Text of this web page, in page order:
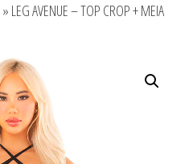
» LEG AVENUE – TOP CROP + MEIA